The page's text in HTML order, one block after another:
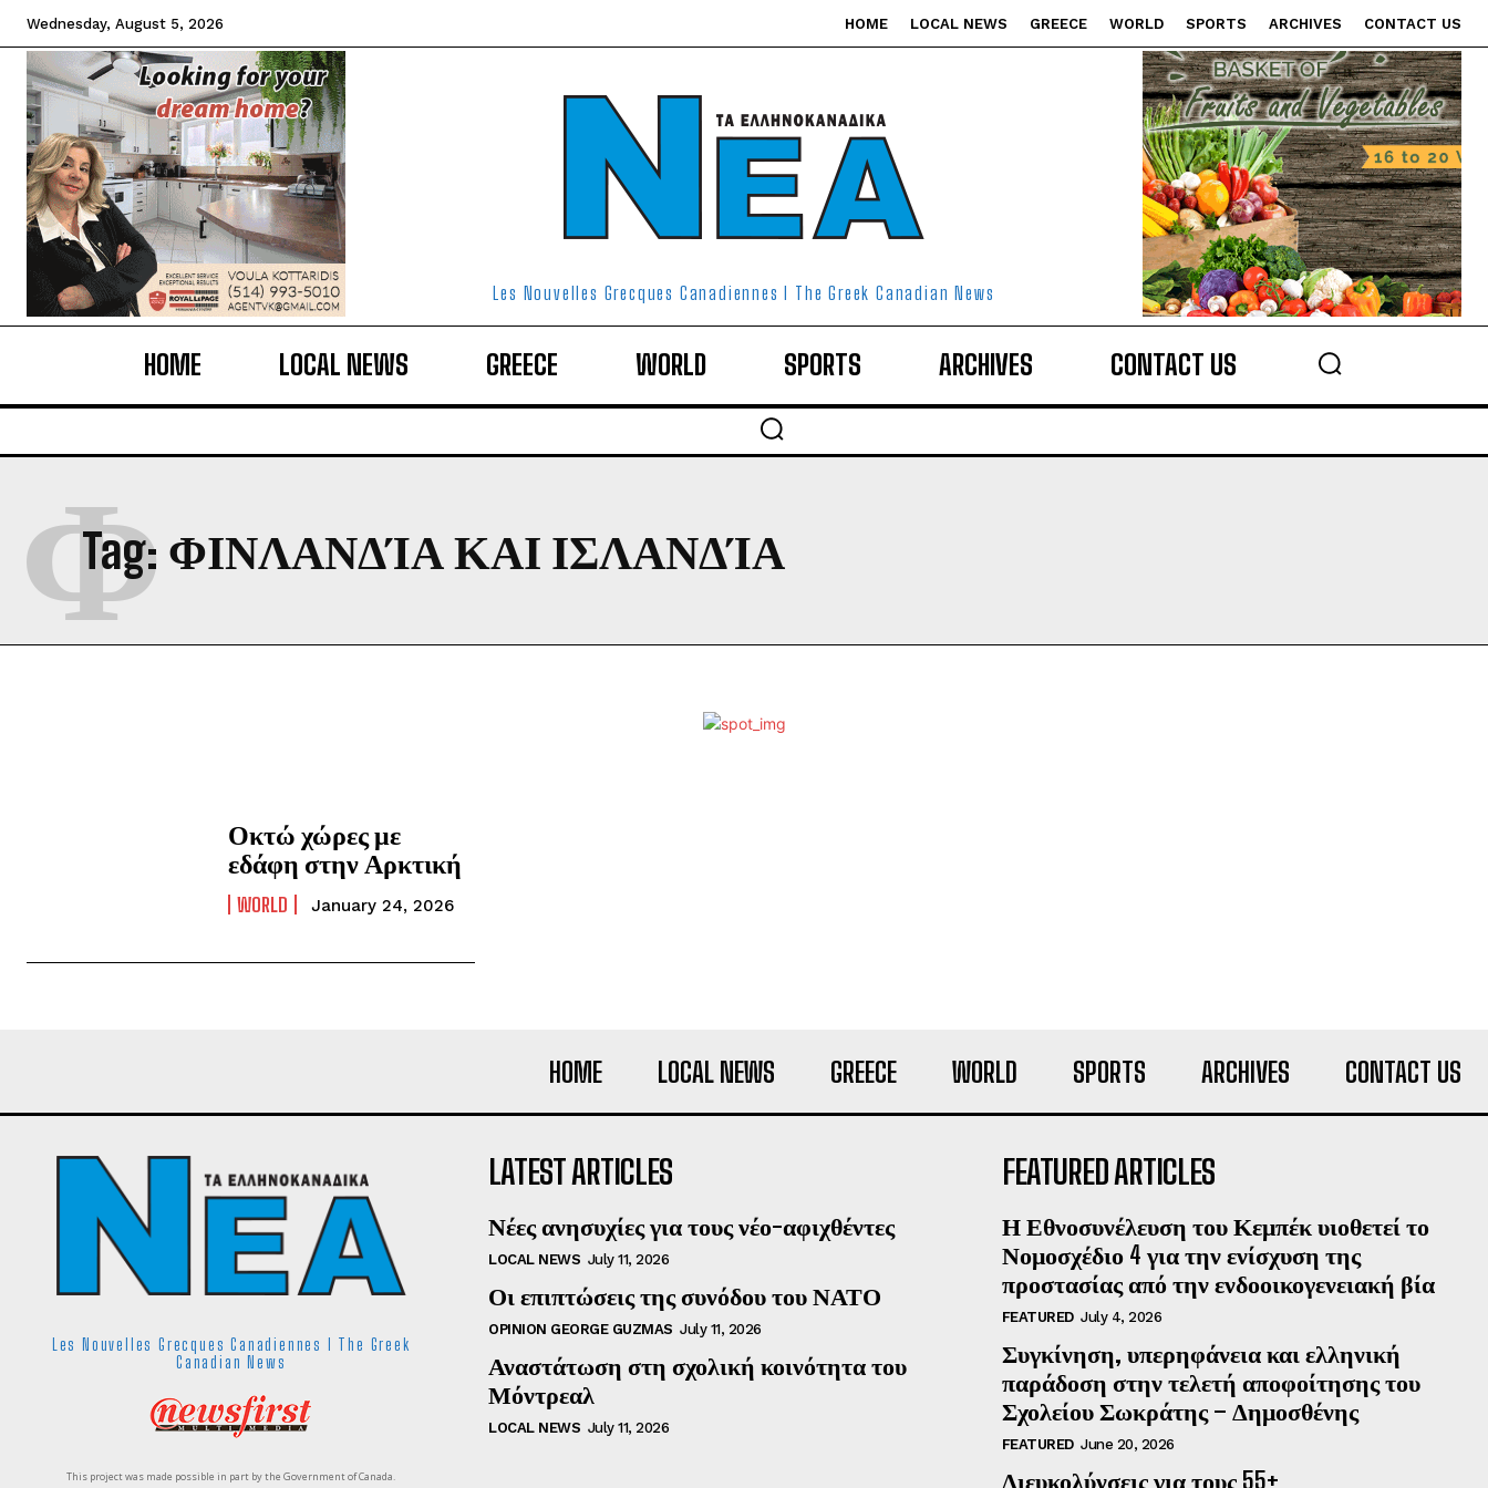
Wednesday, August 5, 2026 HOME LOCAL NEWS GREECE WORLD SPORTS ARCHIVES CONTACT US
Les Nouvelles Grecques Canadiennes I The Greek Canadian News
HOME LOCAL NEWS GREECE WORLD SPORTS ARCHIVES CONTACT US
Tag: ΦΙΝΛΑΝΔΊΑ ΚΑΙ ΙΣΛΑΝΔΊΑ
Φ
Οκτώ χώρες με
εδάφη στην Αρκτική
WORLD January 24, 2026
HOME LOCAL NEWS GREECE WORLD SPORTS ARCHIVES CONTACT US
Les Nouvelles Grecques Canadiennes I The Greek
Canadian News
This project was made possible in part by the Government of Canada.
LATEST ARTICLES
Νέες ανησυχίες για τους νέο-αφιχθέντες
LOCAL NEWS July 11, 2026
Οι επιπτώσεις της συνόδου του ΝΑΤΟ
OPINION GEORGE GUZMAS July 11, 2026
Αναστάτωση στη σχολική κοινότητα του
Μόντρεαλ
LOCAL NEWS July 11, 2026
FEATURED ARTICLES
Η Εθνοσυνέλευση του Κεμπέκ υιοθετεί το
Νομοσχέδιο 4 για την ενίσχυση της
προστασίας από την ενδοοικογενειακή βία
FEATURED July 4, 2026
Συγκίνηση, υπερηφάνεια και ελληνική
παράδοση στην τελετή αποφοίτησης του
Σχολείου Σωκράτης – Δημοσθένης
FEATURED June 20, 2026
Διευκολύνσεις για τους 55+